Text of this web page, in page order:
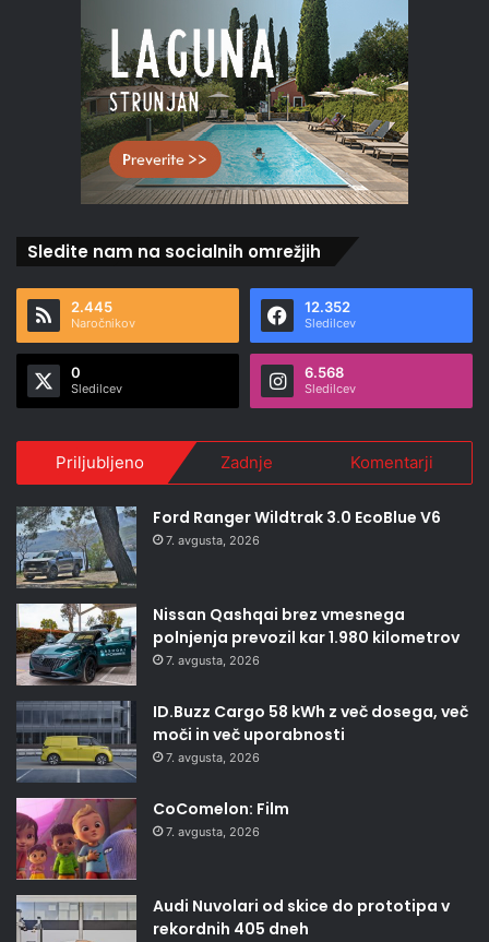
Sledite nam na socialnih omrežjih
2.445
Naročnikov
12.352
Sledilcev
0
Sledilcev
6.568
Sledilcev
Priljubljeno Zadnje Komentarji
Ford Ranger Wildtrak 3.0 EcoBlue V6
7. avgusta, 2026
Nissan Qashqai brez vmesnega
polnjenja prevozil kar 1.980 kilometrov
7. avgusta, 2026
ID.Buzz Cargo 58 kWh z več dosega, več
moči in več uporabnosti
7. avgusta, 2026
CoComelon: Film
7. avgusta, 2026
Audi Nuvolari od skice do prototipa v
rekordnih 405 dneh